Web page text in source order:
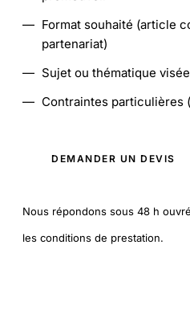
— Format souhaité (article
partenariat)
— Sujet ou thématique visée
— Contraintes particulières
DEMANDER UN DEVIS
Nous répondons sous 48 h
les conditions de prestation.